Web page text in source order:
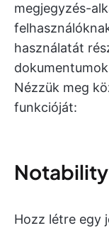
megjegyzés-
használatát
Nézzük meg
funkcióját:
Hozz létre egy